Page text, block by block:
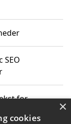
for
×
cookies